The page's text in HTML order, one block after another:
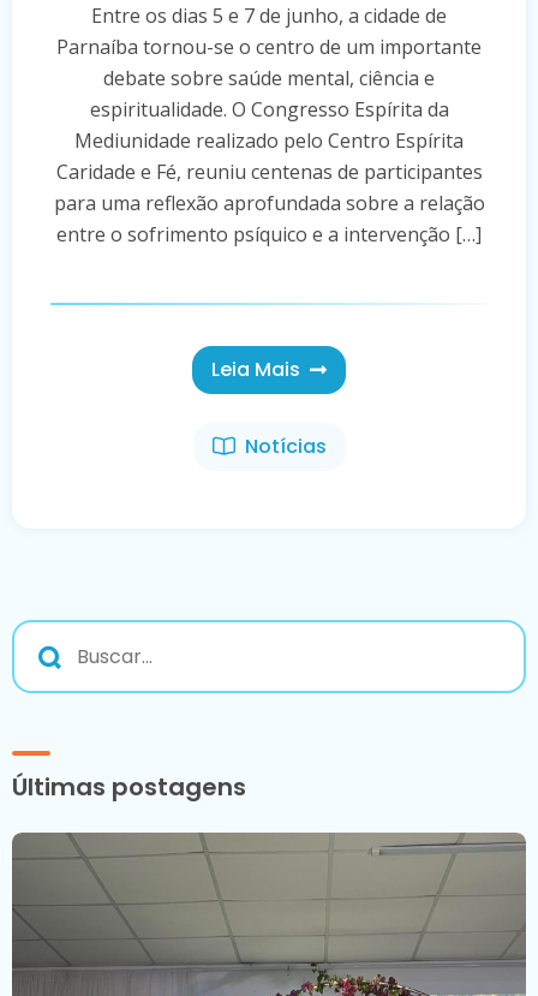
Entre os dias 5 e 7 de junho, a cidade de
Parnaíba tornou-se o centro de um importante
debate sobre saúde mental, ciência e
espiritualidade. O Congresso Espírita da
Mediunidade realizado pelo Centro Espírita
Caridade e Fé, reuniu centenas de participantes
para uma reflexão aprofundada sobre a relação
entre o sofrimento psíquico e a intervenção […]
Leia Mais
Notícias
Últimas postagens